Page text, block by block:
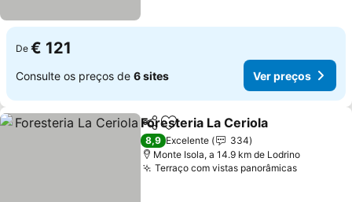
De € 121
Consulte os preços de 6 sites Ver preços
PartilharAdicionar aos favoritos
Foresteria La Ceriola
8,9 Excelente
334
Monte Isola, a 14.9 km de Lodrino
Terraço com vistas panorâmicasVer